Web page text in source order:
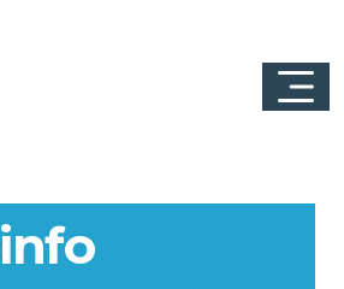
info